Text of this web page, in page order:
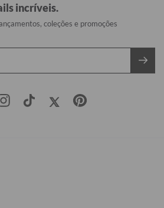
incríveis.
coleções e promoções